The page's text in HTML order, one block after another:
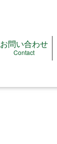
お問い合わせ
Contact